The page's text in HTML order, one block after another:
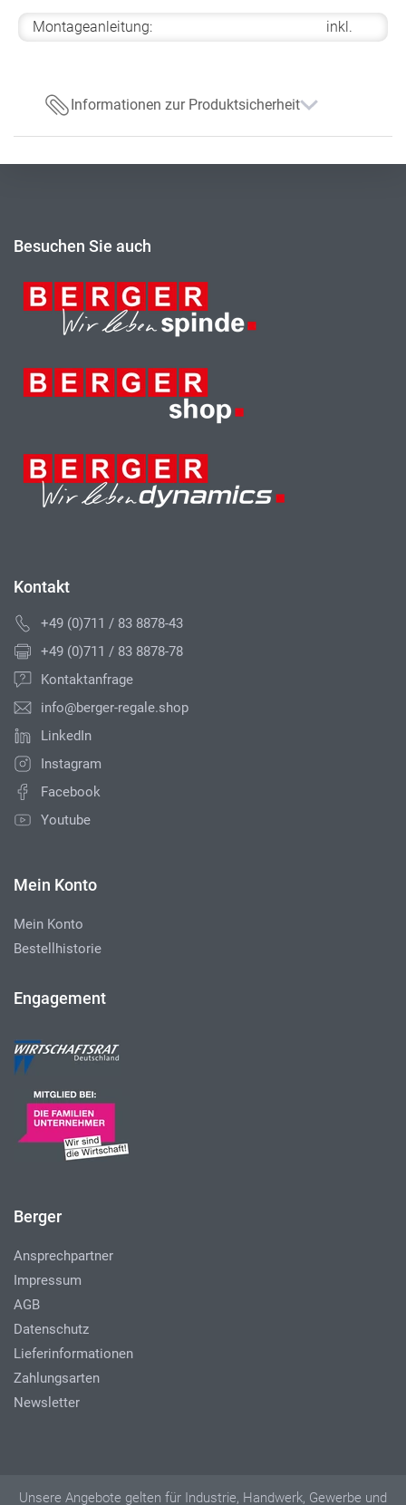
Montageanleitung: inkl.
Informationen zur Produktsicherheit
Besuchen Sie auch
Kontakt
+49 (0)711 / 83 8878-43
+49 (0)711 / 83 8878-78
Kontaktanfrage
info@berger-regale.shop
LinkedIn
Instagram
Facebook
Youtube
Mein Konto
Mein Konto
Bestellhistorie
Engagement
Berger
Ansprechpartner
Impressum
AGB
Datenschutz
Lieferinformationen
Zahlungsarten
Newsletter
Unsere Angebote gelten für Industrie, Handwerk, Gewerbe und